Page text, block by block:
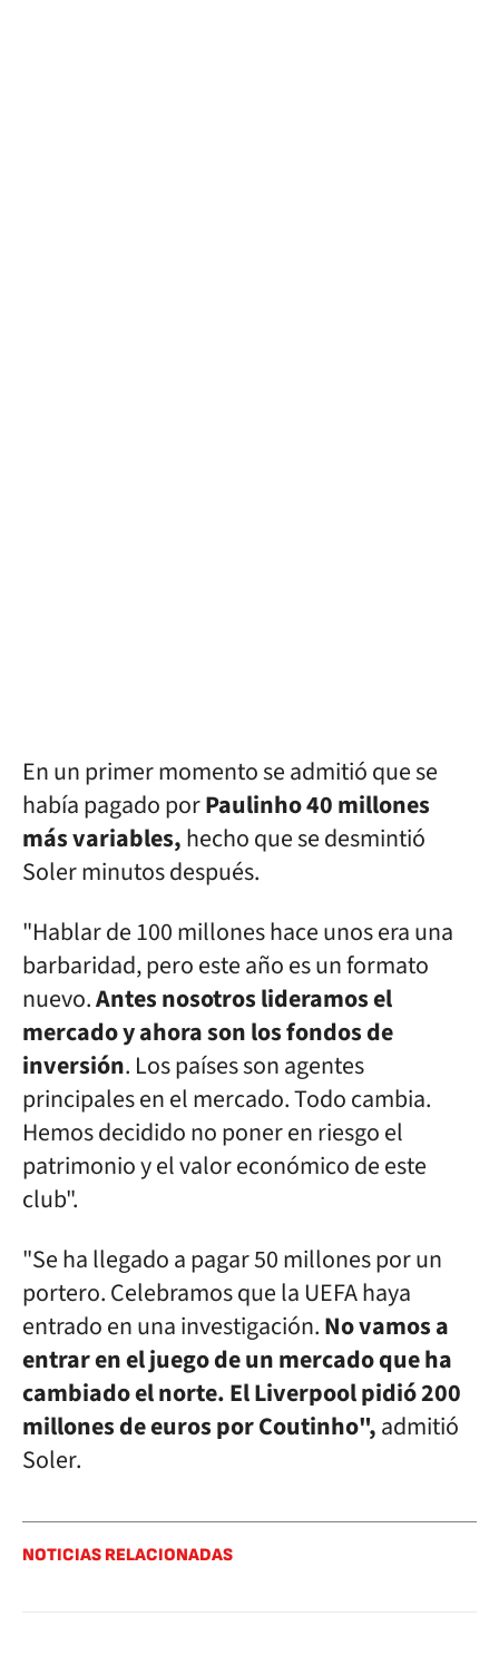
En un primer momento se admitió que se
había pagado porPaulinho 40 millones
más variables,hecho que se desmintió
Soler minutos después.
"Hablar de 100 millones hace unos era una
barbaridad, pero este año es un formato
nuevo.Antes nosotros lideramos el
mercado y ahora son los fondos de
inversión. Los países son agentes
principales en el mercado. Todo cambia.
Hemos decidido no poner en riesgo el
patrimonio y el valor económico de este
club".
"Se ha llegado a pagar 50 millones por un
portero. Celebramos que la UEFA haya
entrado en una investigación.No vamos a
entrar en el juego de un mercado que ha
cambiado el norte. El Liverpool pidió 200
millones de euros por Coutinho",admitió
Soler.
NOTICIAS RELACIONADAS